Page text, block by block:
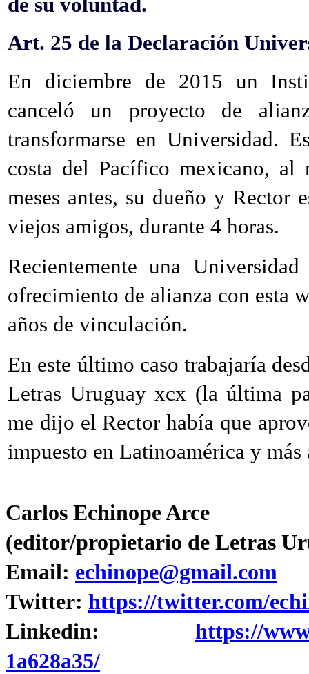
Art. 25 de la Declaración
En diciembre de 2015 un
canceló un proyecto de
transformarse en Universidad.
costa del Pacífico mexicano, al
meses antes, su dueño y Rector
viejos amigos, durante 4 horas.
Recientemente una
ofrecimiento de alianza con esta
años de vinculación.
En este último caso trabajaría
Letras Uruguay xcx (la última
me dijo el Rector había que
impuesto en Latinoamérica y más
Carlos Echinope Arce
(editor/propietario de Letras
Email: echinope@gmail.com
Twitter: https://twitter.com/
Linkedin: https://
1a628a35/